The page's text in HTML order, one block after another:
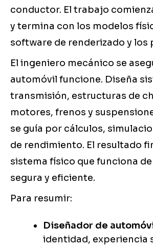
conductor. El trabajo
y termina con los modelos
software de renderizado y
El ingeniero mecánico se
automóvil funcione. Diseña
transmisión, estructuras de
motores, frenos y
se guía por cálculos,
de rendimiento. El resultado
sistema físico que funciona
segura y eficiente.
Para resumir:
Diseñador de
identidad, experiencia